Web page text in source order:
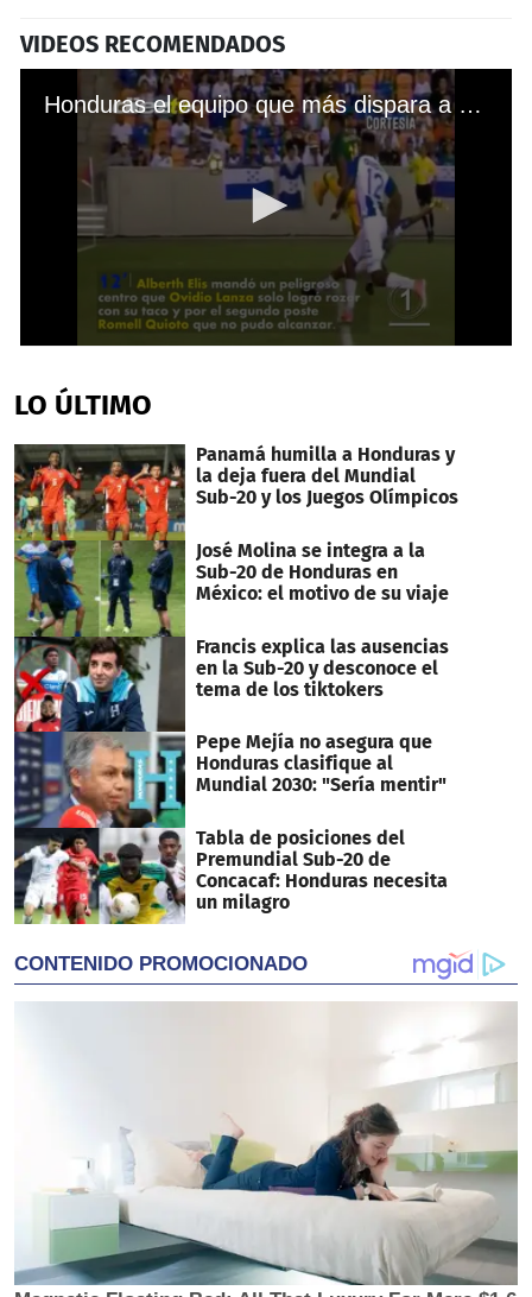
VIDEOS RECOMENDADOS
Honduras el equipo que más dispara a portería en la Copa Oro
of
1
24
seconds
LO ÚLTIMO
Panamá humilla a Honduras y
la deja fuera del Mundial
Sub-20 y los Juegos Olímpicos
José Molina se integra a la
Sub-20 de Honduras en
México: el motivo de su viaje
Francis explica las ausencias
en la Sub-20 y desconoce el
tema de los tiktokers
Pepe Mejía no asegura que
Honduras clasifique al
Mundial 2030: "Sería mentir"
Tabla de posiciones del
Premundial Sub-20 de
Concacaf: Honduras necesita
un milagro